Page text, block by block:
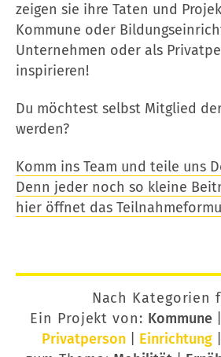
zeigen sie ihre Taten und
Kommune oder
Unternehmen oder als
inspirieren!
Du möchtest selbst Mitglied
werden?
Komm ins Team und teile uns
Denn jeder noch so kleine
hier öffnet das
Nach Kategorien
Ein Projekt von: Kommune|
Privatperson| Einrichtung|